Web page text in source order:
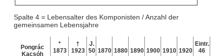
Spalte 4 = Lebensalter des Komponisten / Anzahl der
gemeinsamen Lebensjahre
Pongrác
Kacsóh
*
1873
†
1923
J.
50 1870 1880 1890 1900 1910 1920
Eintr.
46